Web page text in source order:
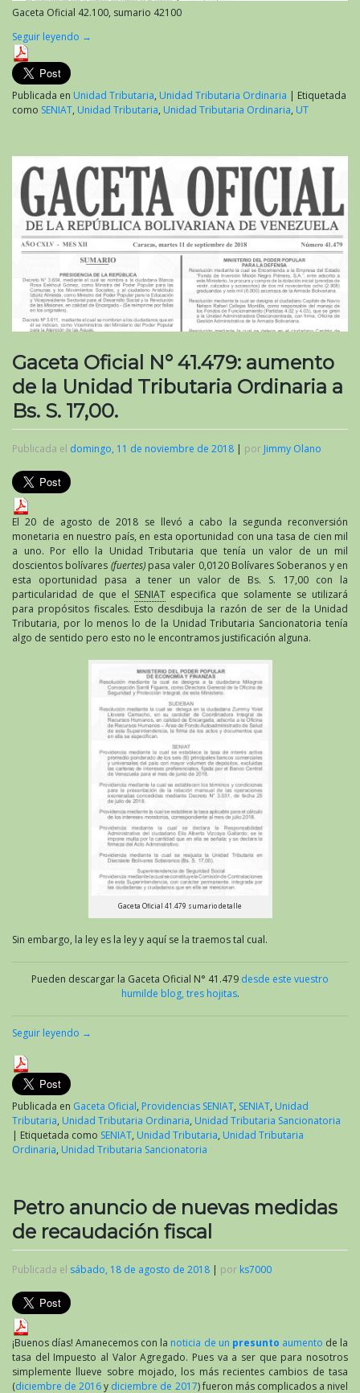
Gaceta Oficial 42.100, sumario 42100
Seguir leyendo →
Publicada en Unidad Tributaria, Unidad Tributaria Ordinaria | Etiquetada
como SENIAT, Unidad Tributaria, Unidad Tributaria Ordinaria, UT
Gaceta Oficial N° 41.479: aumento
de la Unidad Tributaria Ordinaria a
Bs. S. 17,00.
Publicada el domingo, 11 de noviembre de 2018 | por Jimmy Olano
El 20 de agosto de 2018 se llevó a cabo la segunda reconversión
monetaria en nuestro país, en esta oportunidad con una tasa de cien mil
a uno. Por ello la Unidad Tributaria que tenía un valor de un mil
doscientos bolívares (fuertes) pasa valer 0,0120 Bolívares Soberanos y en
esta oportunidad pasa a tener un valor de Bs. S. 17,00 con la
particularidad de que el SENIAT especifica que solamente se utilizará
para propósitos fiscales. Esto desdibuja la razón de ser de la Unidad
Tributaria, por lo menos lo de la Unidad Tributaria Sancionatoria tenía
algo de sentido pero esto no le encontramos justificación alguna.
Gaceta Oficial 41.479 sumario detalle
Sin embargo, la ley es la ley y aquí se la traemos tal cual.
Pueden descargar la Gaceta Oficial N° 41.479 desde este vuestro
humilde blog, tres hojitas.
Seguir leyendo →
Publicada en Gaceta Oficial, Providencias SENIAT, SENIAT, Unidad
Tributaria, Unidad Tributaria Ordinaria, Unidad Tributaria Sancionatoria
| Etiquetada como SENIAT, Unidad Tributaria, Unidad Tributaria
Ordinaria, Unidad Tributaria Sancionatoria
Petro anuncio de nuevas medidas
de recaudación fiscal
Publicada el sábado, 18 de agosto de 2018 | por ks7000
¡Buenos días! Amanecemos con la noticia de un presunto aumento de la
tasa del Impuesto al Valor Agregado. Pues va a ser que para nosotros
simplemente llueve sobre mojado, los más recientes cambios de tasa
(diciembre de 2016y diciembre de 2017) fueron más complicados a nivel